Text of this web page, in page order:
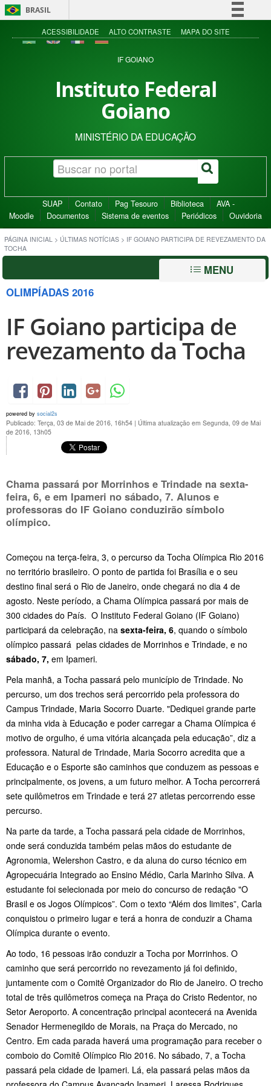
BRASIL
Simplifique!
Acesso à informação
ACESSIBILIDADE ALTO CONTRASTE MAPA DO SITE
IF GOIANO
Instituto Federal
Goiano
MINISTÉRIO DA EDUCAÇÃO
SUAP Contato Pag Tesouro Biblioteca
AVA -
Moodle
Documentos Sistema de eventos Periódicos Ouvidoria
PÁGINA INICIAL > ÚLTIMAS NOTÍCIAS > IF GOIANO PARTICIPA DE REVEZAMENTO DA
TOCHA
MENU
OLIMPÍADAS 2016
IF Goiano participa de
revezamento da Tocha
powered by social2s
Publicado: Terça, 03 de Mai de 2016, 16h54 | Última atualização em Segunda, 09 de Mai
de 2016, 13h05
Chama passará por Morrinhos e Trindade na sexta-
feira, 6, e em Ipameri no sábado, 7. Alunos e
professoras do IF Goiano conduzirão símbolo
olímpico.
Começou na terça-feira, 3, o percurso da Tocha Olímpica Rio 2016
no território brasileiro. O ponto de partida foi Brasília e o seu
destino final será o Rio de Janeiro, onde chegará no dia 4 de
agosto. Neste período, a Chama Olímpica passará por mais de
300 cidades do País. O Instituto Federal Goiano (IF Goiano)
participará da celebração, na sexta-feira, 6, quando o símbolo
olímpico passará pelas cidades de Morrinhos e Trindade, e no
sábado, 7, em Ipameri.
Pela manhã, a Tocha passará pelo município de Trindade. No
percurso, um dos trechos será percorrido pela professora do
Campus Trindade, Maria Socorro Duarte. "Dediquei grande parte
da minha vida à Educação e poder carregar a Chama Olímpica é
motivo de orgulho, é uma vitória alcançada pela educação”, diz a
professora. Natural de Trindade, Maria Socorro acredita que a
Educação e o Esporte são caminhos que conduzem as pessoas e
principalmente, os jovens, a um futuro melhor. A Tocha percorrerá
sete quilômetros em Trindade e terá 27 atletas percorrendo esse
percurso.
Na parte da tarde, a Tocha passará pela cidade de Morrinhos,
onde será conduzida também pelas mãos do estudante de
Agronomia, Welershon Castro, e da aluna do curso técnico em
Agropecuária Integrado ao Ensino Médio, Carla Marinho Silva. A
estudante foi selecionada por meio do concurso de redação "O
Brasil e os Jogos Olímpicos”. Com o texto “Além dos limites”, Carla
conquistou o primeiro lugar e terá a honra de conduzir a Chama
Olímpica durante o evento.
Ao todo, 16 pessoas irão conduzir a Tocha por Morrinhos. O
caminho que será percorrido no revezamento já foi definido,
juntamente com o Comitê Organizador do Rio de Janeiro. O trecho
total de três quilômetros começa na Praça do Cristo Redentor, no
Setor Aeroporto. A concentração principal acontecerá na Avenida
Senador Hermenegildo de Morais, na Praça do Mercado, no
Centro. Em cada parada haverá uma programação para receber o
comboio do Comitê Olímpico Rio 2016. No sábado, 7, a Tocha
passará pela cidade de Ipameri. Lá, ela passará pelas mãos da